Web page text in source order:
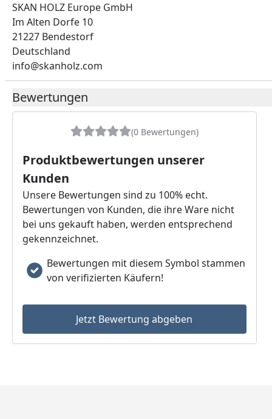
SKAN HOLZ Europe GmbH
Im Alten Dorfe 10
21227 Bendestorf
Deutschland
info@skanholz.com
Bewertungen
(0 Bewertungen)
Produktbewertungen unserer
Kunden
Unsere Bewertungen sind zu 100% echt.
Bewertungen von Kunden, die ihre Ware nicht
bei uns gekauft haben, werden entsprechend
gekennzeichnet.
Bewertungen mit diesem Symbol stammen
von verifizierten Käufern!
Jetzt Bewertung abgeben